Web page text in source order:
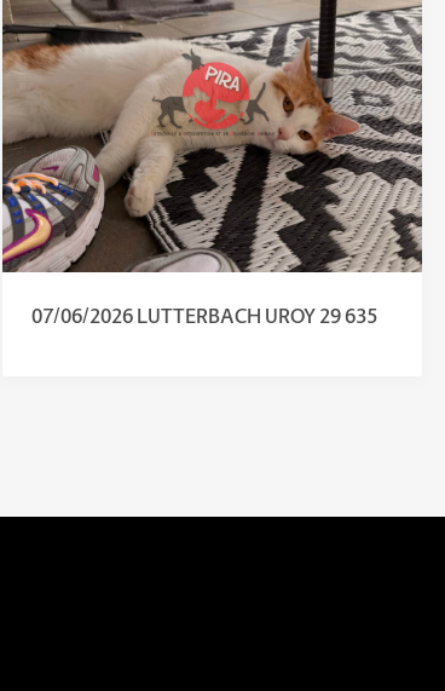
07/06/2026 LUTTERBACH UROY 29 635